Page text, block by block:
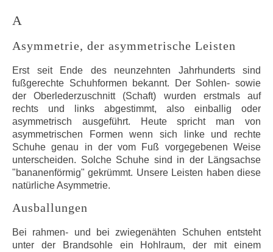
A
Asymmetrie, der asymmetrische Leisten
Erst seit Ende des neunzehnten Jahrhunderts sind
fußgerechte Schuhformen bekannt. Der Sohlen- sowie
der Oberlederzuschnitt (Schaft) wurden erstmals auf
rechts und links abgestimmt, also einballig oder
asymmetrisch ausgeführt. Heute spricht man von
asymmetrischen Formen wenn sich linke und rechte
Schuhe genau in der vom Fuß vorgegebenen Weise
unterscheiden. Solche Schuhe sind in der Längsachse
"bananenförmig" gekrümmt. Unsere Leisten haben diese
natürliche Asymmetrie.
Ausballungen
Bei rahmen- und bei zwiegenähten Schuhen entsteht
unter der Brandsohle ein Hohlraum, der mit einem